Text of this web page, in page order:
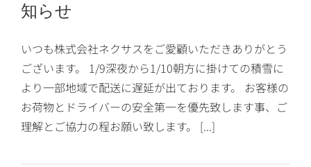
知らせ
いつも株式会社ネクサスをご愛顧いただきありがとう
ございます。 1/9深夜から1/10朝方に掛けての積雪に
より一部地域で配送に遅延が出ております。 お客様の
お荷物とドライバーの安全第一を優先致します事、ご
理解とご協力の程お願い致します。 [...]